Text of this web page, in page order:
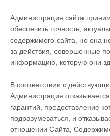
Администрация сайта
обеспечить точность,
содержимого сайта, но она
за действия, совершенные
информацию, которую они
В соответствии с
Администрация
гарантий, предоставление
подразумеваться, и
отношении Сайта,